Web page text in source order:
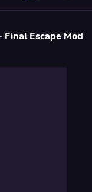
Final Escape Mod